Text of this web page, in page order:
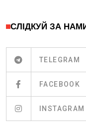
СЛІДКУЙ ЗА
TELEGRAM
FACEBOOK
INSTAGRAM